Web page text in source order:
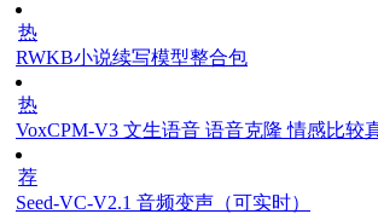
热
RWKB小说续写模型整合包
热
VoxCPM-V3 文生语音 语音克隆 情感比较
荐
Seed-VC-V2.1 音频变声（可实时）